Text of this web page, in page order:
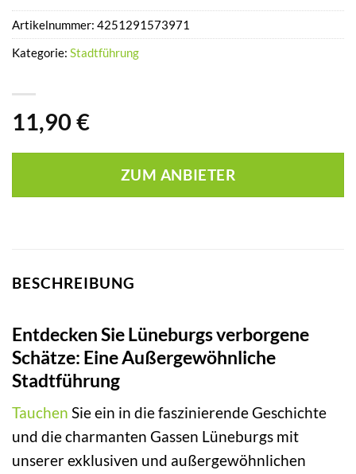
11,90 €
ZUM ANBIETER
Artikelnummer: 4251291573971
Kategorie: Stadtführung
BESCHREIBUNG
Entdecken Sie Lüneburgs verborgene
Schätze: Eine Außergewöhnliche
Stadtführung
Tauchen Sie ein in die faszinierende Geschichte
und die charmanten Gassen Lüneburgs mit
unserer exklusiven und außergewöhnlichen